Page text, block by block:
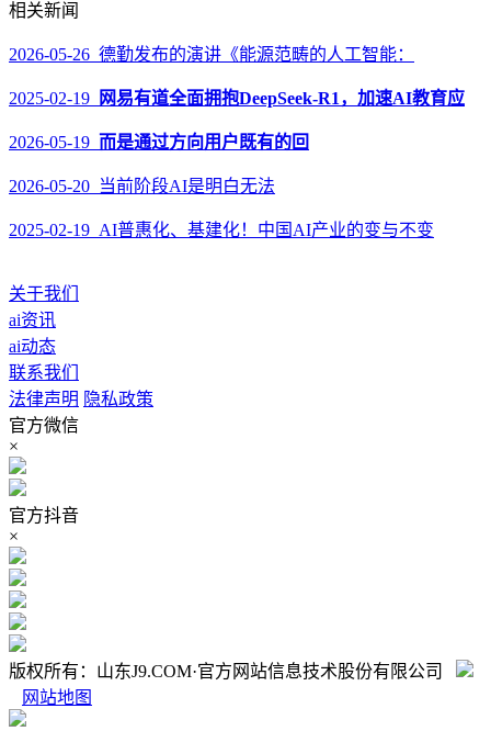
相关新闻
2026-05-26 德勤发布的演讲《能源范畴的人工智能：
2025-02-19 网易有道全面拥抱DeepSeek-R1，加速AI教育应
2026-05-19 而是通过方向用户既有的回
2026-05-20 当前阶段AI是明白无法
2025-02-19 AI普惠化、基建化！中国AI产业的变与不变
关于我们
ai资讯
ai动态
联系我们
法律声明 隐私政策
官方微信
×
官方抖音
×
版权所有：山东J9.COM·官方网站信息技术股份有限公司
网站地图